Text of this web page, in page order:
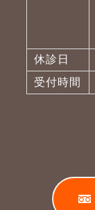
休診日
受付時間